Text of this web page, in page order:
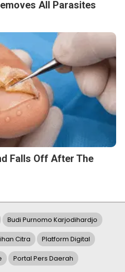
All Parasites
Falls Off After The
Budi Purnomo Karjodihardjo
Citra Platform Digital
Portal Pers Daerah